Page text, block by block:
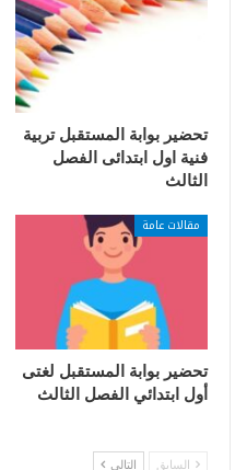
تحضير بوابة المستقبل تربية
فنية اول ابتدائى الفصل
الثالث
مقالات عامة
تحضير بوابة المستقبل لغتى
أول ابتدائي الفصل الثالث
السابق التالي